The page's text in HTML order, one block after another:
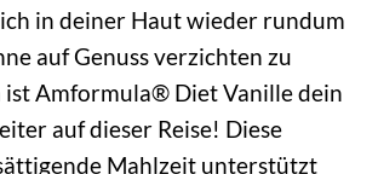
in deiner Haut wieder rundum
auf Genuss verzichten zu
ist Amformula® Diet Vanille dein
auf dieser Reise! Diese
Mahlzeit unterstützt